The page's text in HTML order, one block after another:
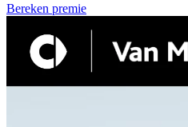
Bereken premie